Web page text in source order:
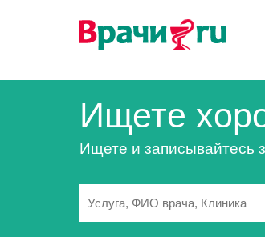
Ищете
Ищете и записывайтесь